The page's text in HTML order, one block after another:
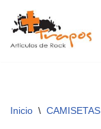
Saltar
Inicio \ CAMISETAS